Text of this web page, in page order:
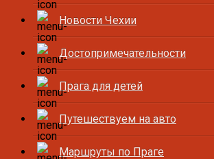
Новости Чехии
Достопримечательности
Прага для детей
Путешествуем на авто
Маршруты по Праге